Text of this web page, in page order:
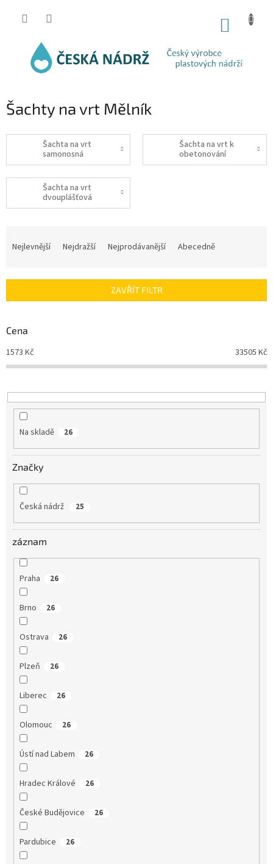
Šachty na vrt Mělník
Šachta na vrt
samonosná
Šachta na vrt k
obetonování
Šachta na vrt
dvouplášťová
í
r
o
d
u
t
ů
Nejlevnější Nejdražší Nejprodávanější Abecedně
ZAVŘÍT FILTR
Cena
1573 Kč 33505 Kč
Na skladě 26
Značky
Česká nádrž 25
záznam
Praha 26
Brno 26
Ostrava 26
Plzeň 26
Liberec 26
Olomouc 26
Ústí nad Labem 26
Hradec Králové 26
České Budějovice 26
Pardubice 26